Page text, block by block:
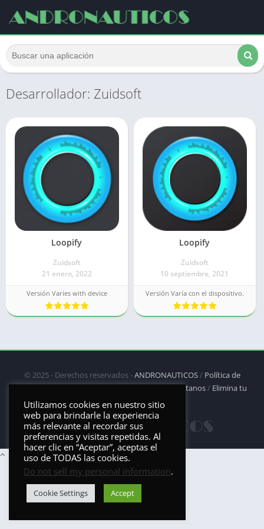
Desarrollador: Zuidsoft
Loopify
Zuidsoft
21 enero, 2022
Versión Varies with device
Loopify
Zuidsoft
10 septiembre, 2021
Versión Varía con el dispositivo.
© 2025 - Derechos reservados -ANDRONAUTICOS/ Política de
privacidad/Política de Cookies/DMCA/Contáctanos/ Elimina tu
aplicación
Utilizamos cookies en nuestro sitio
web para brindarle la experiencia
más relevante al recordar sus
preferencias y visitas repetidas. Al
hacer clic en “Aceptar”, aceptas el
uso de TODAS las cookies.
Do not sell my personal information.
Cookie Settings Accept